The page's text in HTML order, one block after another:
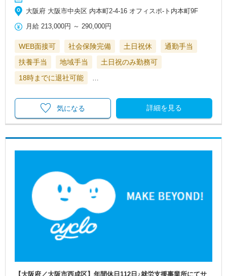
大阪府 大阪市中央区 内本町2-4-16 オフィスポ-ト内本町9F
月給 213,000円 ～ 290,000円
WEB面接可 社会保険完備 土日祝休
通勤手当
扶養手当
地域手当
土日祝のみ勤務可
18時までに退社可能
詳細を見る
気になる
【大阪府／大阪市西成区】年間休日112日♪就労支援事業所にてサ